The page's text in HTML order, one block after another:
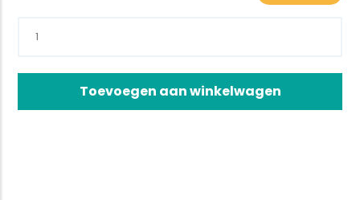
Toevoegen aan winkelwagen